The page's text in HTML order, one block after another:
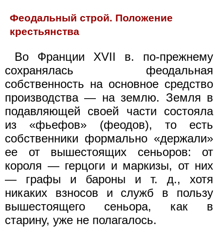
Феодальный строй. Положение
крестьянства
Во Франции XVII в. по-прежнему
сохранялась феодальная
собственность на основное средство
производства — на землю. Земля в
подавляющей своей части состояла
из «фьефов» (феодов), то есть
собственники формально «держали»
ее от вышестоящих сеньоров: от
короля — герцоги и маркизы, от них
— графы и бароны и т. д., хотя
никаких взносов и служб в пользу
вышестоящего сеньора, как в
старину, уже не полагалось.